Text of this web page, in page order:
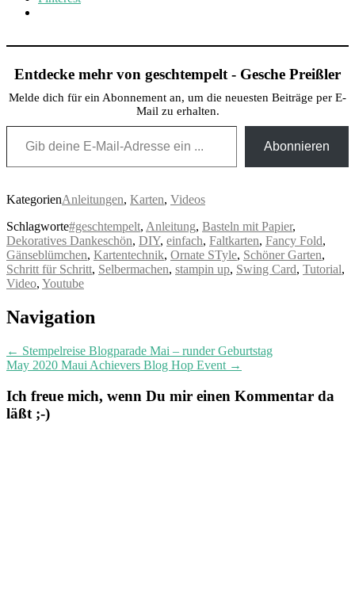
Entdecke mehr von geschtempelt - Gesche Preißler
Melde dich für ein Abonnement an, um die neuesten Beiträge per E-
Mail zu erhalten.
Gib deine E-Mail-Adresse ein ...
Abonnieren
KategorienAnleitungen, Karten, Videos
Schlagworte#geschtempelt, Anleitung, Basteln mit Papier,
Dekoratives Dankeschön, DIY, einfach, Faltkarten, Fancy Fold,
Gänseblümchen, Kartentechnik, Ornate STyle, Schöner Garten,
Schritt für Schritt, Selbermachen, stampin up, Swing Card, Tutorial,
Video, Youtube
Post
Navigation
← Stempelreise Blogparade Mai – runder Geburtstag
May 2020 Maui Achievers Blog Hop Event →
Ich freue mich, wenn Du mir einen Kommentar da
läßt ;-)